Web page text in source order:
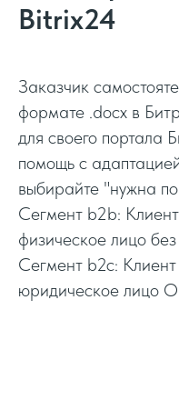
Bitrix24
Заказчик
формате .docx в
для своего портала
помощь с
выбирайте "нужна
Сегмент b2b:
физическое лицо
Сегмент b2c:
юридическое лицо